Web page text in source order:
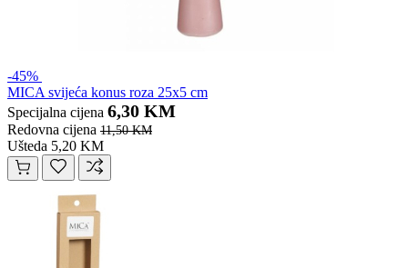
-45%
MICA svijeća konus roza 25x5 cm
Specijalna cijena 6,30 KM
Redovna cijena 11,50 KM
Ušteda 5,20 KM